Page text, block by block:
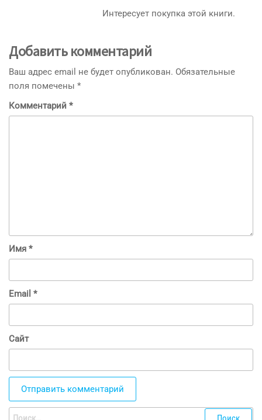
Интересует покупка этой книги.
Добавить комментарий
Ваш адрес email не будет опубликован. Обязательные
поля помечены *
Комментарий *
Имя *
Email *
Сайт
Найти: